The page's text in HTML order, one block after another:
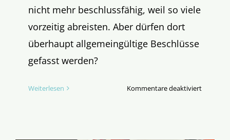
nicht mehr beschlussfähig, weil so viele
vorzeitig abreisten. Aber dürfen dort
überhaupt allgemeingültige Beschlüsse
gefasst werden?
Weiterlesen Kommentare deaktiviertfür